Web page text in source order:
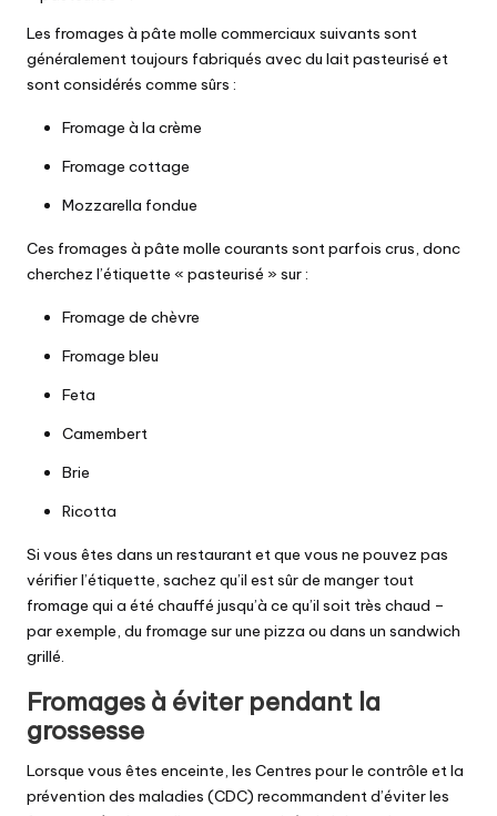
Les fromages à pâte molle commerciaux suivants sont
généralement toujours fabriqués avec du lait pasteurisé et
sont considérés comme sûrs :
Fromage à la crème
Fromage cottage
Mozzarella fondue
Ces fromages à pâte molle courants sont parfois crus, donc
cherchez l’étiquette « pasteurisé » sur :
Fromage de chèvre
Fromage bleu
Feta
Camembert
Brie
Ricotta
Si vous êtes dans un restaurant et que vous ne pouvez pas
vérifier l’étiquette, sachez qu’il est sûr de manger tout
fromage qui a été chauffé jusqu’à ce qu’il soit très chaud –
par exemple, du fromage sur une pizza ou dans un sandwich
grillé.
Fromages à éviter pendant la
grossesse
Lorsque vous êtes enceinte, les Centres pour le contrôle et la
prévention des maladies (CDC) recommandent d’éviter les